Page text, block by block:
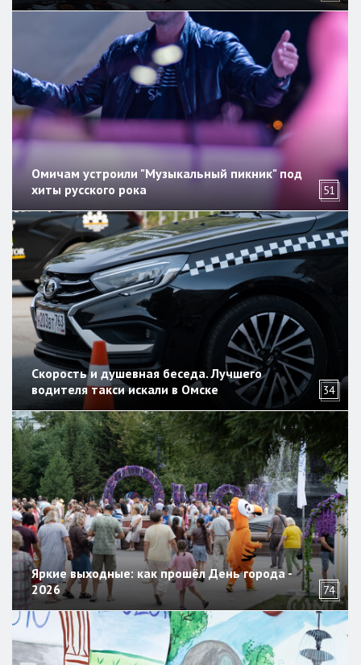
Омичам устроили "Музыкальный пикник" под
хиты русского рока
51
Скорость и душевная беседа. Лучшего
водителя такси искали в Омске
34
Яркие выходные: как прошёл День города -
2026
74